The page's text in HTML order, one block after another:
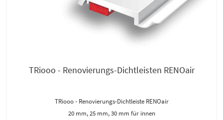
TRiooo - Renovierungs-Dichtleisten RENOair
TRiooo - Renovierungs-Dichtleiste RENOair
20 mm, 25 mm, 30 mm für innen